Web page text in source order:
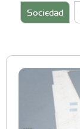
Sociedad